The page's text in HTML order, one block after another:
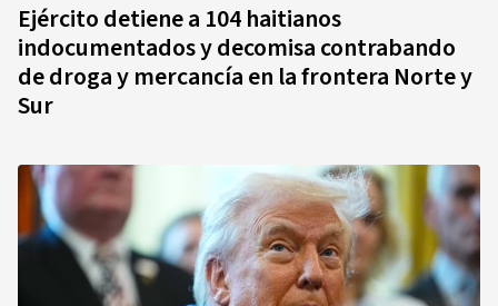
Ejército detiene a 104 haitianos
indocumentados y decomisa contrabando
de droga y mercancía en la frontera Norte y
Sur